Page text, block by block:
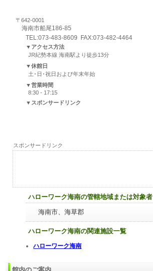
〒642-0001
海南市船尾186-85
TEL:073-483-8609 FAX:073-482-4464
▼アクセス方法
JR紀勢本線 海南駅より徒歩13分
▼休館日
土･日･祝日および年末年始
▼営業時間
8:30 - 17:15
▼スポンサードリンク
スポンサードリンク
ハローワーク海南の管轄地域または対象者
海南市、海草郡
ハローワーク海南の関連施設一覧
ハローワーク海南